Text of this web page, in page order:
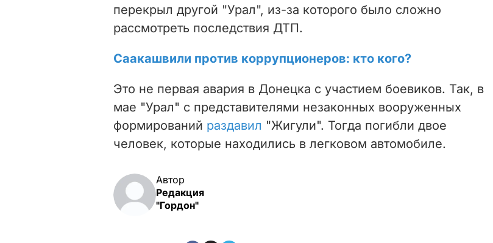
перекрыл другой "Урал", из-за которого было сложно
рассмотреть последствия ДТП.
Саакашвили против коррупционеров: кто кого?
Это не первая авария в Донецка с участием боевиков. Так, в
мае "Урал" с представителями незаконных вооруженных
формирований раздавил "Жигули". Тогда погибли двое
человек, которые находились в легковом автомобиле.
Автор
Редакция
"Гордон"